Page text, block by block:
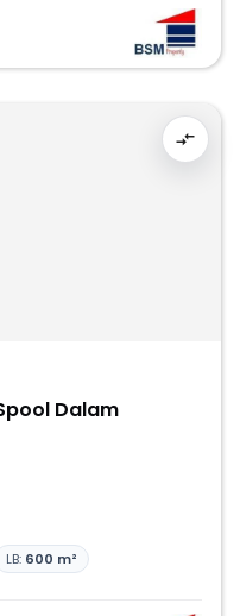
Dalam
LB: 600 m²